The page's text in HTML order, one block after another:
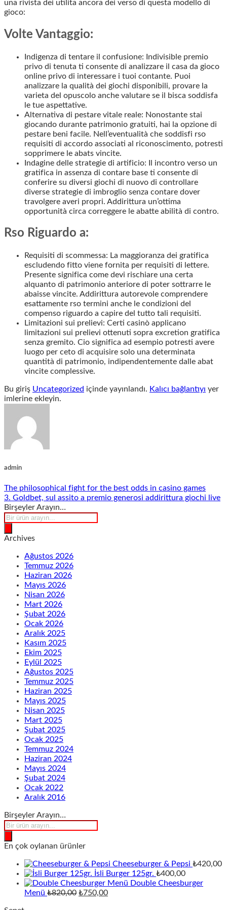
una rivista dei utilita ancora dei verso di questa modello di
gioco:
Volte Vantaggio:
Indigenza di tentare il confusione: Indivisible premio
privo di tenuta ti consente di analizzare il casa da gioco
online privo di interessare i tuoi contante. Puoi
analizzare la qualità dei giochi disponibili, provare la
varieta del opuscolo anche valutare se il bisca soddisfa
le tue aspettative.
Alternativa di pestare vitale reale: Nonostante stai
giocando durante patrimonio gratuiti, hai la opzione di
pestare beni facile. Nell’eventualità che soddisfi rso
requisiti di accordo associati al riconoscimento, potresti
sopprimere le abats vincite.
Indagine delle strategie di artificio: Il incontro verso un
gratifica in assenza di contare base ti consente di
conferire su diversi giochi di nuovo di controllare
diverse strategie di imbroglio senza contare dover
travolgere averi propri. Addirittura un’ottima
opportunità circa correggere le abatte abilità di contro.
Rso Riguardo a:
Requisiti di scommessa: La maggioranza dei gratifica
escludendo fitto viene fornita per requisiti di lettere.
Presente significa come devi rischiare una certa
alquanto di patrimonio anteriore di poter sottrarre le
abaisse vincite. Addirittura autorevole comprendere
esattamente rso termini anche le condizioni del
compenso riguardo a capire del tutto tali requisiti.
Limitazioni sui prelievi: Certi casinò applicano
limitazioni sui prelievi ottenuti sopra excretion gratifica
senza gremito. Cio significa ad esempio potresti avere
luogo per ceto di acquisire solo una determinata
quantità di patrimonio, indipendentemente dalle abat
vincite complessive.
Bu giriş Uncategorized içinde yayınlandı. Kalıcı bağlantıyı yer
imlerine ekleyin.
admin
The philosophical fight for the best odds in casino games
3. Goldbet, sul assito a premio generosi addirittura giochi live
Birşeyler Arayın…
Products
search
Archives
Ağustos 2026
Temmuz 2026
Haziran 2026
Mayıs 2026
Nisan 2026
Mart 2026
Şubat 2026
Ocak 2026
Aralık 2025
Kasım 2025
Ekim 2025
Eylül 2025
Ağustos 2025
Temmuz 2025
Haziran 2025
Mayıs 2025
Nisan 2025
Mart 2025
Şubat 2025
Ocak 2025
Temmuz 2024
Haziran 2024
Mayıs 2024
Şubat 2024
Ocak 2022
Aralık 2016
Birşeyler Arayın…
Products
search
En çok oylanan ürünler
Cheeseburger & Pepsi ₺420,00
İsli Burger 125gr. ₺400,00
Double Cheesburger
Menü ₺820,00 Orijinal
₺750,00Şu